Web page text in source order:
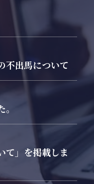
不出馬について
て」を掲載しま